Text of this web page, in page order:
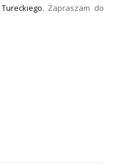
. Zapraszam do